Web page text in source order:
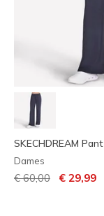
SKECHDREAM Pant
Dames
Prijs verlaagd van
€ 60,00 naar
€ 29,99